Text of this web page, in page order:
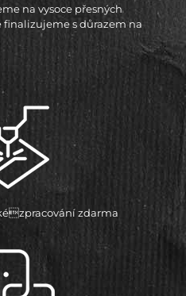
na vysoce přesných
finalizujeme s důrazem na
zdarma